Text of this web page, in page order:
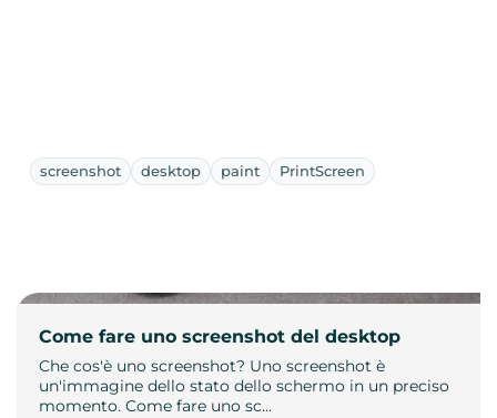
screenshot desktop paint PrintScreen
Come fare uno screenshot del desktop
Che cos'è uno screenshot? Uno screenshot è
un'immagine dello stato dello schermo in un preciso
momento. Come fare uno sc…